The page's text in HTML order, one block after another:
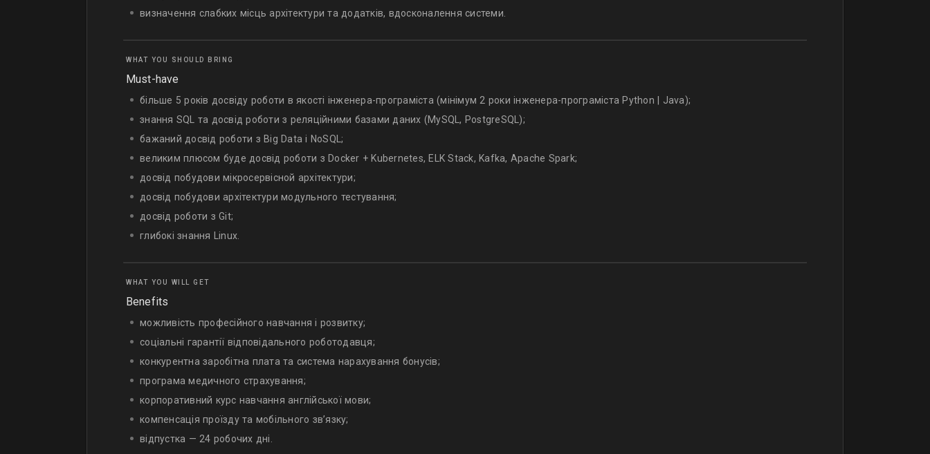
визначення слабких місць архітектури та додатків, вдосконалення системи.
WHAT YOU SHOULD BRING
Must-have
більше 5 років досвіду роботи в якості інженера-програміста (мінімум 2 роки інженера-програміста Python | Java);
знання SQL та досвід роботи з реляційними базами даних (MySQL, PostgreSQL);
бажаний досвід роботи з Big Data і NoSQL;
великим плюсом буде досвід роботи з Docker + Kubernetes, ELK Stack, Kafka, Apache Spark;
досвід побудови мікросервісной архітектури;
досвід побудови архітектури модульного тестування;
досвід роботи з Git;
глибокі знання Linux.
WHAT YOU WILL GET
Benefits
можливість професійного навчання і розвитку;
соціальні гарантії відповідального роботодавця;
конкурентна заробітна плата та система нарахування бонусів;
програма медичного страхування;
корпоративний курс навчання англійської мови;
компенсація проїзду та мобільного зв’язку;
відпустка — 24 робочих дні.